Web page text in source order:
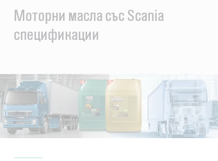
Моторни масла със Scania
спецификации